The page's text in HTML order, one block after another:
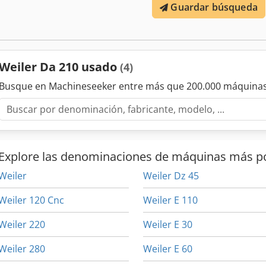
del motor: 5,5 kW Conexión eléctrica: 380 V, 50 Hz -
transmisión - Plato autocentrante EMCO de 3 garras Ø 200
buen estado
Guardar búsqueda
Da 210 usado (4)
en Machineseeker entre más que 200.000
las denominaciones de máquinas más
120 Cnc
220
280
Weiler Dz 45
Weiler E 110
Weiler E 30
Weiler E 60